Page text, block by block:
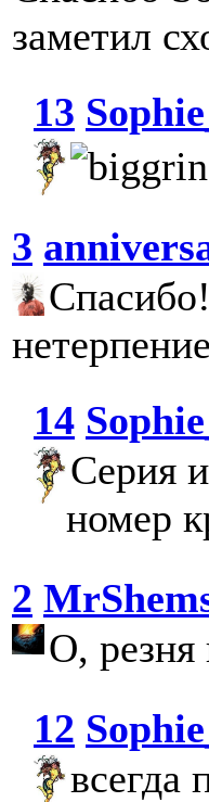
заметил
13
3
14
Серия
номер
2
О, резня
12
всегда